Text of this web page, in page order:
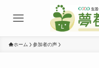
ホーム 参加者の声